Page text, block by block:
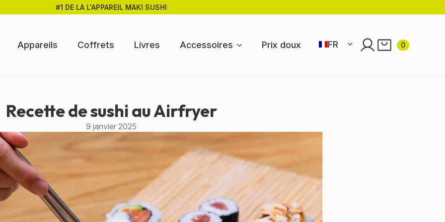
#1 DE LA L'APPAREIL MAKI SUSHI
Appareils Coffrets Livres Accessoires Prix doux
FR
DE
0
Recette de sushi au Airfryer
9 janvier 2025